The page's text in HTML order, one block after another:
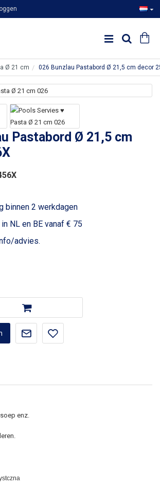
Ø 21 cm 026 Bunzlau Pastabord Ø 21,5 cm decor
Pastabord Ø 21,5 cm
binnen 2 werkdagen
NL en BE vanaf € 75
advies.
enz.